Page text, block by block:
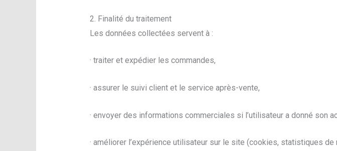
2. Finalité du traitement
Les données collectées servent à :
· traiter et expédier les commandes,
· assurer le suivi client et le service après-vente,
· envoyer des informations commerciales si l’utilisateur a donné son
· améliorer l’expérience utilisateur sur le site (cookies, statistiques de